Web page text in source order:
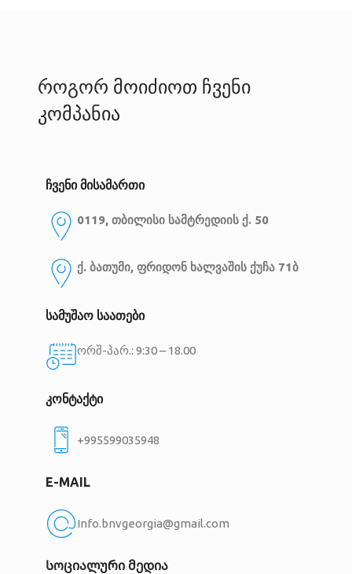
როგორ მოიძიოთ ჩვენი
კომპანია
ჩვენი მისამართი
0119, თბილისი სამტრედიის ქ. 50
ქ. ბათუმი, ფრიდონ ხალვაშის ქუჩა 71ბ
სამუშაო საათები
ორშ-პარ.: 9:30 – 18.00
კონტაქტი
+995599035948
E-MAIL
Info.bnvgeorgia@gmail.com
Სოციალური მედია